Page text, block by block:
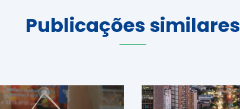
Publicações similares